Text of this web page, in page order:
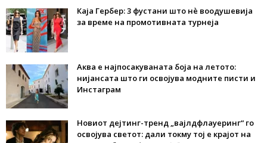
Каја Гербер: 3 фустани што нè воодушевија
за време на промотивната турнеја
Аква е најпосакуваната боја на летото:
нијансата што ги освојува модните писти и
Инстаграм
Новиот дејтинг-тренд „вајлдфлауеринг“ го
освојува светот: дали токму тој е крајот на